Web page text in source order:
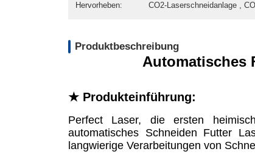
Hervorheben: CO2-Laserschneidanlage ,
Produktbeschreibung
Automatisches
★ Produkteinführung:
Perfect Laser, die ersten
automatisches Schneiden Futter
langwierige Verarbeitungen von